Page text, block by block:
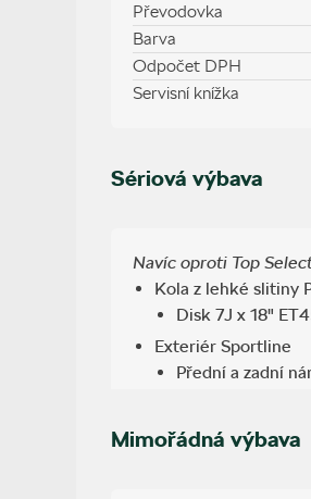
Převodovka
Barva
Odpočet DPH
Servisní knížka
Sériová výbava
Navíc oproti Top
Kola z lehké slitiny
Disk 7J x 18"
Exteriér Sportline
Přední a zadní
Lišty oken,
Mimořádná výbava